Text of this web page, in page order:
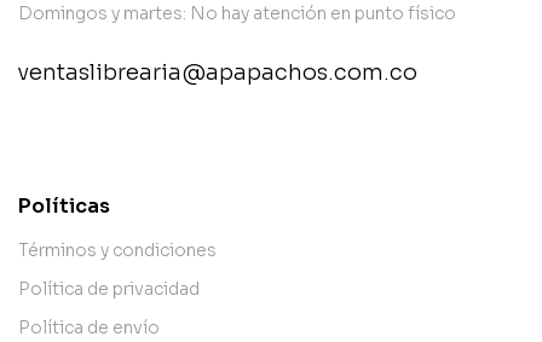
Domingos y martes: No hay atención en punto físico
ventaslibrearia@apapachos.com.co
Políticas
Términos y condiciones
Política de privacidad
Política de envío